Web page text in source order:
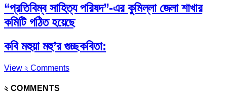
“প্রতিবিম্ব সাহিত্য পরিষদ”-এর কুমিল্লা জেলা শাখার
কমিটি গঠিত হয়েছে
কবি মহুয়া মহু’র গুচ্ছকবিতা:
View ২ Comments
২ COMMENTS